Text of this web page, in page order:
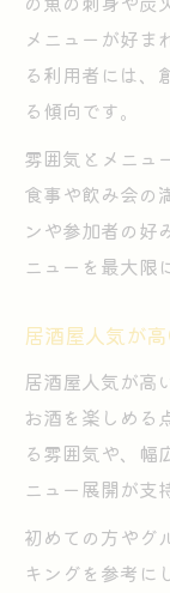
メニューが好ま
る利用者には、
る傾向です。
雰囲気とメニュ
食事や飲み会の
ンや参加者の好
ニューを最大限
居酒屋人気が
居酒屋人気が高
お酒を楽しめる
る雰囲気や、幅
ニュー展開が支
初めての方やグ
キングを参考に